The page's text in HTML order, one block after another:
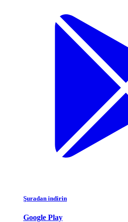
Şuradan indirin
Google Play